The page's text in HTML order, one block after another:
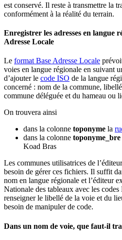
est conservé. Il reste à transmettre la
conformément à la réalité du terrain.
Enregistrer les adresses en langue
Adresse Locale
Le format Base Adresse Locale
voies en langue régionale en suivant
d’ajouter le code ISO de la langue
concerné : nom de la commune,
commune déléguée et du hameau ou
On trouvera ainsi
dans la colonne toponyme la
dans la colonne toponyme_bre
Koad Bras
Les communes utilisatrices de
besoin de gérer ces fichiers. Il suffit
nom en langue régionale et l’éditeur
Nationale des tableaux avec les
renseigner le libellé de la voie et du
besoin de manipuler de code.
Dans un nom de voie, que faut-il